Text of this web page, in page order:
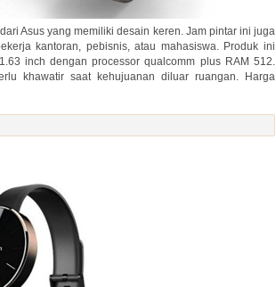
Asus yang memiliki desain keren. Jam pintar ini juga
kantoran, pebisnis, atau mahasiswa. Produk ini
inch dengan processor qualcomm plus RAM 512.
khawatir saat kehujuanan diluar ruangan. Harga